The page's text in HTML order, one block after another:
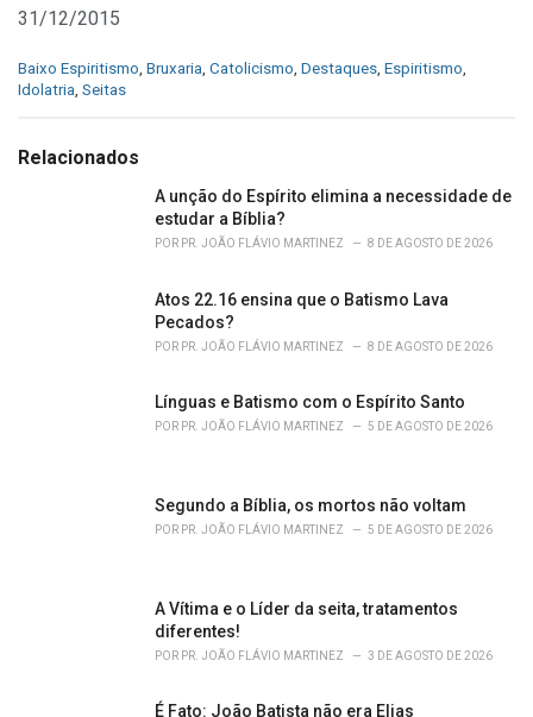
31/12/2015
C
a
g
Baixo Espiritismo Bruxaria Catolicismo Destaques Espiritismo
Idolatria Seitas
Relacionados
A unção do Espírito elimina a necessidade de
estudar a Bíblia?
POR PR. JOÃO FLÁVIO MARTINEZ 8 DE AGOSTO DE 2026
Atos 22.16 ensina que o Batismo Lava
Pecados?
POR PR. JOÃO FLÁVIO MARTINEZ 8 DE AGOSTO DE 2026
Línguas e Batismo com o Espírito Santo
POR PR. JOÃO FLÁVIO MARTINEZ 5 DE AGOSTO DE 2026
Segundo a Bíblia, os mortos não voltam
POR PR. JOÃO FLÁVIO MARTINEZ 5 DE AGOSTO DE 2026
A Vítima e o Líder da seita, tratamentos
diferentes!
POR PR. JOÃO FLÁVIO MARTINEZ 3 DE AGOSTO DE 2026
É Fato: João Batista não era Elias